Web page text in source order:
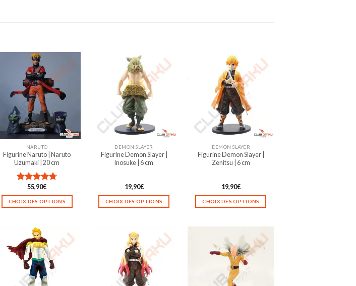
NARUTO
Figurine Naruto | Naruto
Uzumaki | 20 cm
Note4.67
sur 5
55,90€
CHOIX DES OPTIONS
a
plusieurs
variations.
Les
options
peuvent
DEMON SLAYER
Figurine Demon Slayer |
Inosuke | 6 cm
19,90€
CHOIX DES OPTIONS
a
plusieurs
variations.
Les
options
peuvent
DEMON SLAYER
Figurine Demon Slayer |
Zenitsu | 6 cm
19,90€
CHOIX DES OPTIONS
plusieurs
variations.
Les
options
peuvent